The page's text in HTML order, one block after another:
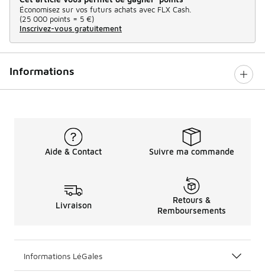
Économisez sur vos futurs achats avec FLX Cash.
(25 000 points = 5 €)
Inscrivez-vous gratuitement
Informations
Aide & Contact Suivre ma commande
Livraison
Retours &
Remboursements
Informations LéGales